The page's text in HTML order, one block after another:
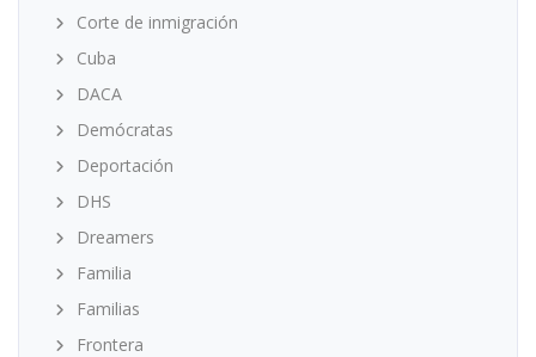
Corte de inmigración
Cuba
DACA
Demócratas
Deportación
DHS
Dreamers
Familia
Familias
Frontera